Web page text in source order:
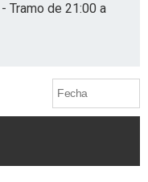
Tramo de 21:00 a